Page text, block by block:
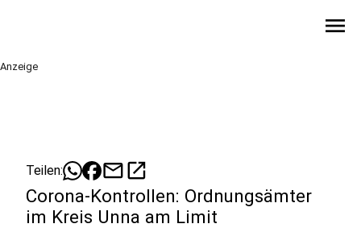
menu
Anzeige
Teilen: mailopen_in_new
Corona-Kontrollen: Ordnungsämter
im Kreis Unna am Limit